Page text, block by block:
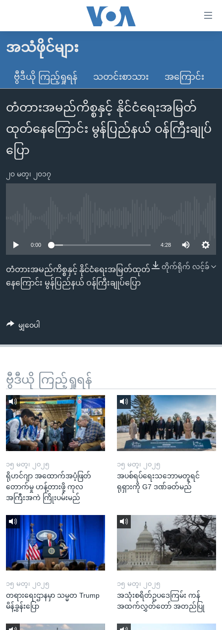
လွယ်ကူ
သည့်
များ
ပင်မ
အကြောင်းအရာ
ကျော်
ကြည့်
ကြည့်
ရှာဖွေ
နေရာ
ကျော်
ရန်
မူလစာမျက်နှာ
မြန်မာ
ကမ္ဘာ့သတင်းများ
နိုင်ငံတကာ
အမေရိကန်
တရုတ်
အစ္စရေး-ပါလက်စတိုင်း
ဗွီဒီယို
သတင်းလွတ်လပ်ခွင့်
ရပ်ဝန်းတခု လမ်းတခု အလွန်
အင်္ဂလိပ်စာလေ့လာမယ်
အမေရိကန်သုံးအီဒီယံ
အပတ်စဉ်ကဏ္ဍများ
ဗွီအိုအေ လူမှုကွန်ယက်များ
အသံဖိုင်များ
ဗွီဒီယို ကြည့်ရှုရန် သတင်းစာသား အကြောင်း
တံတားအမည်ကိစ္စနှင့် နိုင်ငံရေးအမြတ်
ထုတ်နေကြောင်း မွန်ပြည်နယ် ဝန်ကြီးချုပ်
ပြော
၂၀ မတ္၊ ၂၀၁၇
0:00 4:28
တိုက်ရိုက် လင့်ခ်
တံတားအမည်ကိစ္စနှင့် နိုင်ငံရေးအမြတ်ထုတ်
နေကြောင်း မွန်ပြည်နယ် ဝန်ကြီးချုပ်ပြော
မျှဝေပါ
ဗွီဒီယို ကြည့်ရှုရန်
၁၅ မတ္၊ ၂၀၂၅
ရိုဟင်ဂျာ အထောက်အပံ့ဖြတ်
တောက်မှု ဟန့်တားဖို့ ကုလ
အကြီးအကဲ ကြိုးပမ်းမည်
၁၅ မတ္၊ ၂၀၂၅
အပစ်ရပ်ရေးသဘောမတူရင်
ရုရှားကို G7 ဒဏ်ခတ်မည်
၁၅ မတ္၊ ၂၀၂၅
တရားရေးဌာနမှာ သမ္မတ Trump
မိန့်ခွန်းပြော
၁၅ မတ္၊ ၂၀၂၅
အသုံးစရိတ်ဥပဒေကြမ်း ကန်
အထက်လွှတ်တော် အတည်ပြု